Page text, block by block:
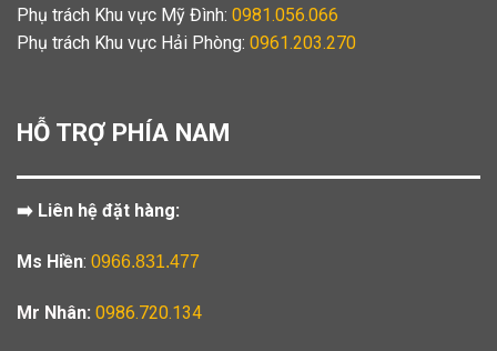
Phụ trách Khu vực Mỹ Đình: 0981.056.066
Phụ trách Khu vực Hải Phòng: 0961.203.270
HỖ TRỢ PHÍA NAM
➡️ Liên hệ đặt hàng:
Ms Hiền: 0966.831.477
Mr Nhân: 0986.720.134